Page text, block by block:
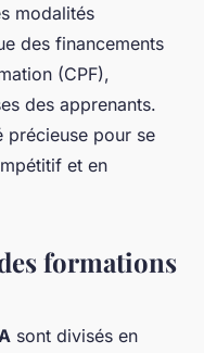
modalités
des financements
(CPF),
des apprenants.
précieuse pour se
et en
formations
sont divisés en